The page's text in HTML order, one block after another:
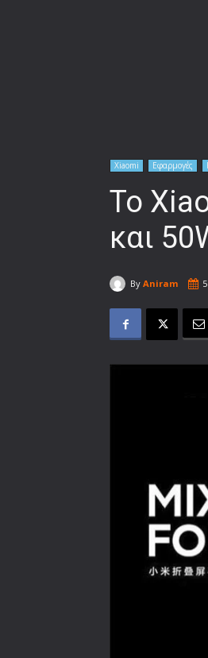
Xiaomi Εφαρμογές
Το
και
By Aniram